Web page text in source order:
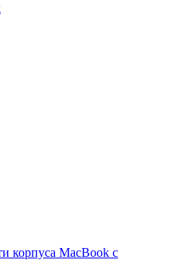
корпуса MacBook с